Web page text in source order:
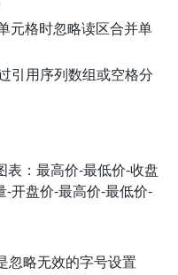
元格时忽略读区合并单
引用序列数组或空格分
表：最高价-最低价-收盘
开盘价-最高价-最低价-
忽略无效的字号设置